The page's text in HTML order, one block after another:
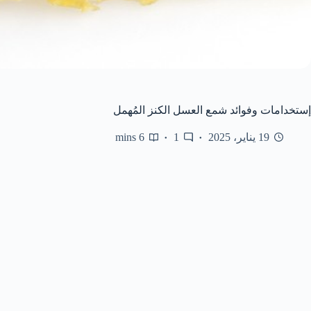
إستخدامات وفوائد شمع العسل الكنز المُهمل
19 يناير، 2025 1
6 mins